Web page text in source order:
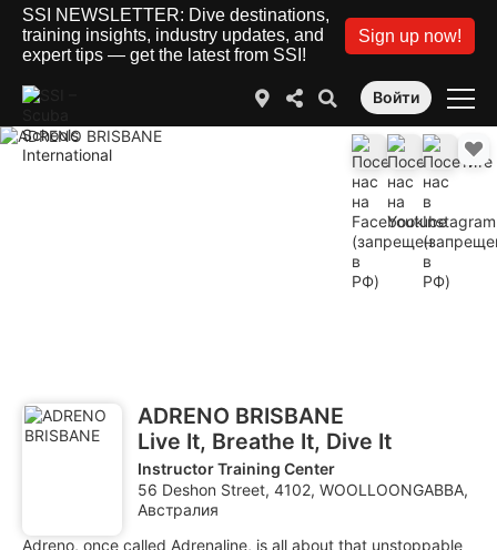
SSI NEWSLETTER: Dive destinations,
training insights, industry updates, and
expert tips — get the latest from SSI!
Sign up now!
Войти
ADRENO BRISBANE
Live It, Breathe It, Dive It
Instructor Training Center
56 Deshon Street, 4102, WOOLLOONGABBA,
Австралия
Adreno, once called Adrenaline, is all about that unstoppable